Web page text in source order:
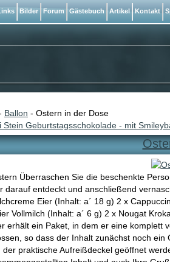
Ballon - Ostern in der Dose
Stein Geburtstagsschokolade - mit
Überraschen Sie die beschenkte
darauf entdeckt und anschließend
Eier (Inhalt: a´ 18 g) 2 x
Vollmilch (Inhalt: a´ 6 g) 2 x Nougat
erhält ein Paket, in dem er eine komplett
so dass der Inhalt zunächst noch
der praktische Aufreißdeckel geöffnet
Bilder Forum Gästebuch Artikel Kontakt